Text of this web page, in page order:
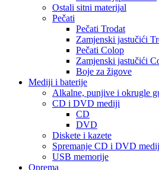
Ostali sitni materijal
Pečati
Pečati Trodat
Zamjenski jastučići
Pečati Colop
Zamjenski jastučići
Boje za žigove
Mediji i baterije
Alkalne, punjive i okrugle
CD i DVD mediji
CD
DVD
Diskete i kazete
Spremanje CD i DVD
USB memorije
Oprema